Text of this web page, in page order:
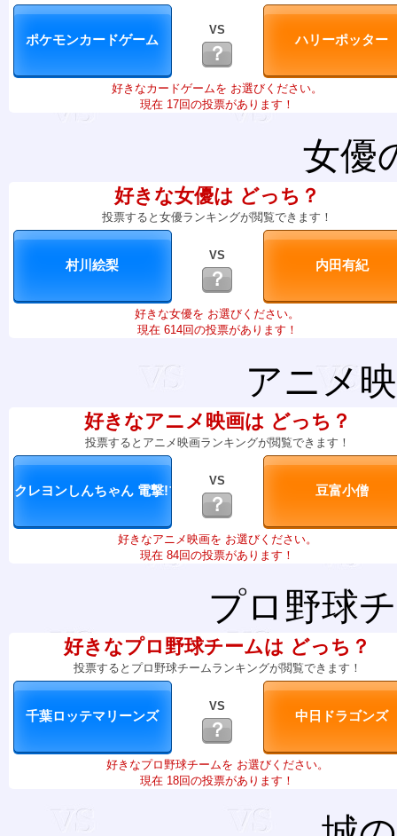
VS
？
好きなカードゲームを お選びください。
現在 17回の投票があります！
女優
好きな女優は どっち？
投票すると女優ランキングが閲覧できます！
VS
？
好きな女優を お選びください。
現在 614回の投票があります！
アニメ
好きなアニメ映画は どっち？
投票するとアニメ映画ランキングが閲覧できます！
VS
？
好きなアニメ映画を お選びください。
現在 84回の投票があります！
プロ野球
好きなプロ野球チームは どっち？
投票するとプロ野球チームランキングが閲覧できます！
VS
？
好きなプロ野球チームを お選びください。
現在 18回の投票があります！